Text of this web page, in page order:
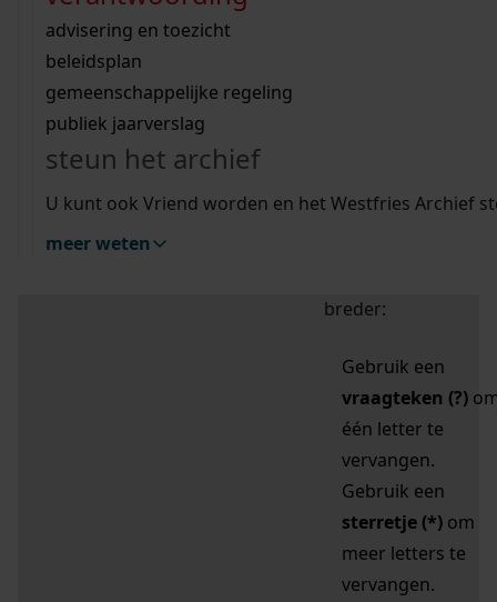
bouwvergunningen
omgevingsvergunningen
vergunningen
beeld en geluid
uitleg nodig?
Wij helpen u op weg met een aantal zoektips.
bekijk alle zoektips
Wij helpen u op weg met een aantal zoektips.
bekijk alle zoektips
bekijk ons geschiedenislokaal
advisering en toezicht
beleidsplan
gemeenschappelijke regeling
publiek jaarverslag
steun het archief
U kunt ook Vriend worden en het Westfries Archief
meer weten
zoektips
Mijn Studiezaal (inloggen)
uw zoekopdracht te
breder:
Gebruik een
vraagteken (?)
één letter te
vervangen.
Gebruik een
sterretje (*) om
meer letters te
vervangen.